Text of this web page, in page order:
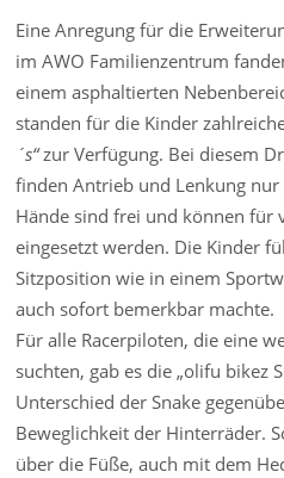
Eine Anregung für die
im AWO Familienzentrum
einem asphaltierten
standen für die Kinder
´s“zur Verfügung. Bei diesem
finden Antrieb und Lenkung
Hände sind frei und können für
eingesetzt werden. Die Kinder
Sitzposition wie in einem
auch sofort bemerkbar machte.
Für alle Racerpiloten, die eine
suchten, gab es die „olifu bikez
Unterschied der Snake
Beweglichkeit der Hinterräder.
über die Füße, auch mit dem